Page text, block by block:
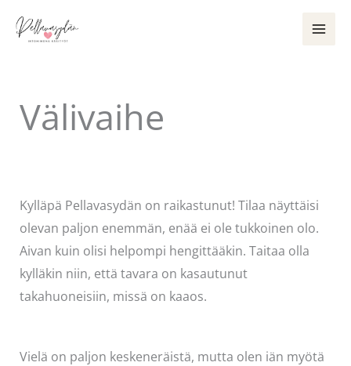
sisältöön
Välivaihe
Kylläpä Pellavasydän on raikastunut! Tilaa näyttäisi
olevan paljon enemmän, enää ei ole tukkoinen olo.
Aivan kuin olisi helpompi hengittääkin. Taitaa olla
kylläkin niin, että tavara on kasautunut
takahuoneisiin, missä on kaaos.
Vielä on paljon keskeneräistä, mutta olen iän myötä